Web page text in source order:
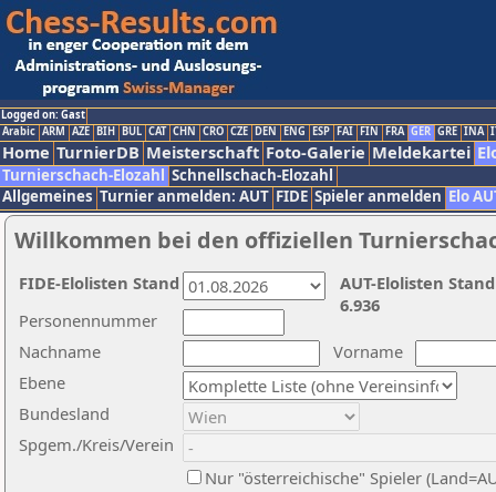
Logged on: Gast
Arabic ARM AZE BIH BUL CAT CHN CRO CZE DEN ENG ESP FAI FIN FRA GER GRE INA
Home TurnierDB Meisterschaft Foto-Galerie Meldekartei
Turnierschach-Elozahl Schnellschach-Elozahl
Allgemeines Turnier anmelden: AUT FIDE Spieler anmelden Elo
Willkommen bei den offiziellen
Nachname
Vorname
Ebene
Personennummer
Bundesland
Spgem./Kreis/Verein
Nur "österreichische" Spieler
AUT-Elolisten
6.936
FIDE-Elolisten Stand